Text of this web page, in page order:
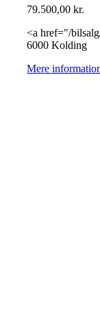
79.500,00kr.
<a href="/
6000 Kolding
Mere